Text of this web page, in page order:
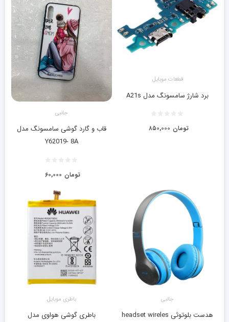
قطعات موبایل
برد شارژ سامسونگ مدل A21s
۸۵۰,۰۰۰ تومان
جانبی
قاب و گارد گوشی سامسونگ مدل
Y62019- 8A
۶۰,۰۰۰ تومان
جانبی
هدست بلوتوثی headset wireles
باطری موبایل
باطری گوشی هواوی مدل